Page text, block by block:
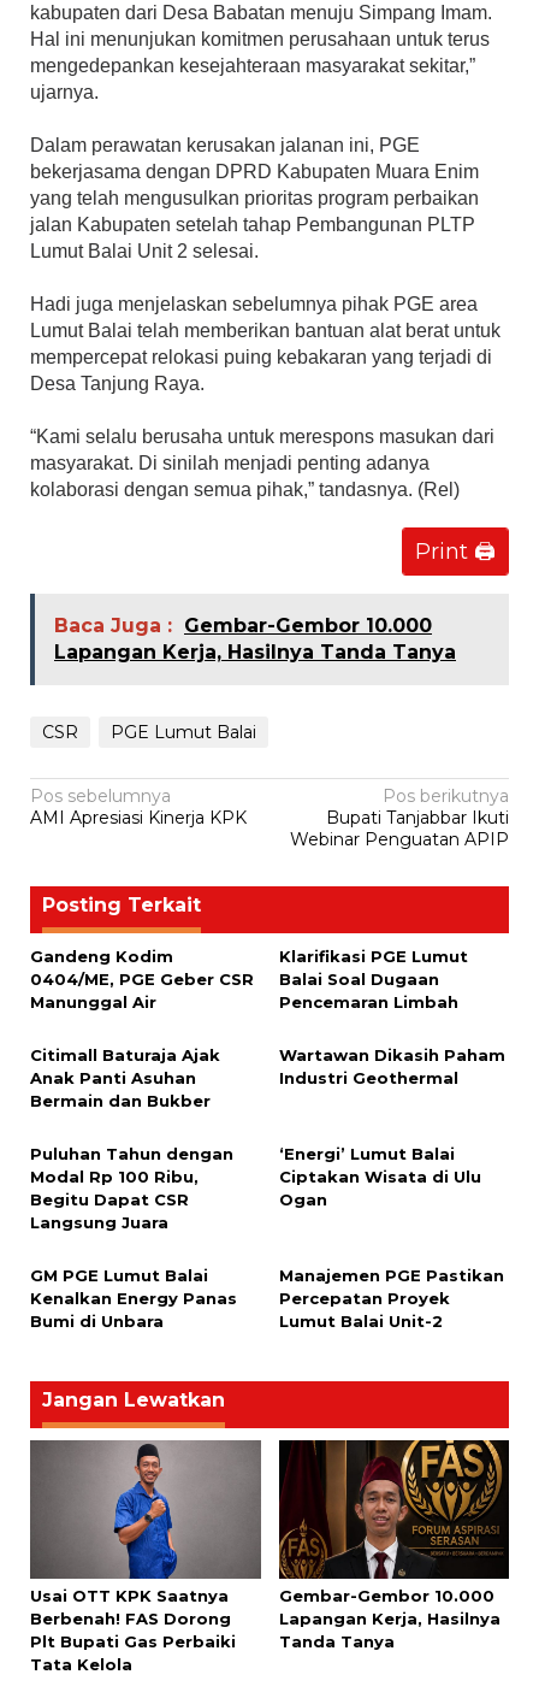
kabupaten dari Desa Babatan menuju Simpang Imam.
Hal ini menunjukan komitmen perusahaan untuk terus
mengedepankan kesejahteraan masyarakat sekitar,”
ujarnya.
Dalam perawatan kerusakan jalanan ini, PGE
bekerjasama dengan DPRD Kabupaten Muara Enim
yang telah mengusulkan prioritas program perbaikan
jalan Kabupaten setelah tahap Pembangunan PLTP
Lumut Balai Unit 2 selesai.
Hadi juga menjelaskan sebelumnya pihak PGE area
Lumut Balai telah memberikan bantuan alat berat untuk
mempercepat relokasi puing kebakaran yang terjadi di
Desa Tanjung Raya.
“Kami selalu berusaha untuk merespons masukan dari
masyarakat. Di sinilah menjadi penting adanya
kolaborasi dengan semua pihak,” tandasnya. (Rel)
Print 🖨
Baca Juga : Gembar-Gembor 10.000
Lapangan Kerja, Hasilnya Tanda Tanya
CSR PGE Lumut Balai
Navigasi
pos
Pos sebelumnya
AMI Apresiasi Kinerja KPK
Pos berikutnya
Bupati Tanjabbar Ikuti
Webinar Penguatan APIP
Posting Terkait
Gandeng Kodim
0404/ME, PGE Geber CSR
Manunggal Air
Klarifikasi PGE Lumut
Balai Soal Dugaan
Pencemaran Limbah
Citimall Baturaja Ajak
Anak Panti Asuhan
Bermain dan Bukber
Wartawan Dikasih Paham
Industri Geothermal
Puluhan Tahun dengan
Modal Rp 100 Ribu,
Begitu Dapat CSR
Langsung Juara
‘Energi’ Lumut Balai
Ciptakan Wisata di Ulu
Ogan
GM PGE Lumut Balai
Kenalkan Energy Panas
Bumi di Unbara
Manajemen PGE Pastikan
Percepatan Proyek
Lumut Balai Unit-2
Jangan Lewatkan
Usai OTT KPK Saatnya
Berbenah! FAS Dorong
Plt Bupati Gas Perbaiki
Tata Kelola
Gembar-Gembor 10.000
Lapangan Kerja, Hasilnya
Tanda Tanya